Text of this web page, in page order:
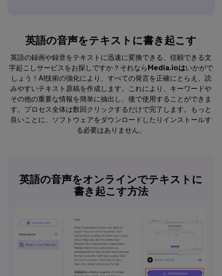
英語の音声をテキストに書き起こす
英語の録画や録音をテキストに迅速に変換できる、信頼できる文
字起こしサービスをお探しですか？それなら Media.ioはいかがで
しょう！AI技術の強化により、すべての発言を正確にとらえ、読
みやすいテキスト原稿を作成します。これにより、キーワードや
その他の重要な情報を簡単に抽出し、後で使用することができま
す。プロセス全体は数回クリックするだけで完了します。もっと
良いことに、ソフトウェアをダウンロードしたりインストールす
る必要はありません。
英語の音声をオンラインでテキストに
書き起こす方法